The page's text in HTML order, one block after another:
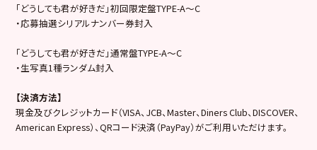
「どうしても君が好きだ」初回限定盤TYPE-A～C
・応募抽選シリアルナンバー券封入
「どうしても君が好きだ」通常盤TYPE-A～C
・生写真1種ランダム封入
【決済方法】
現金及びクレジットカード（VISA、JCB、Master、Diners Club、DISCOVER、
American Express）、QRコード決済（PayPay）がご利用いただけます。